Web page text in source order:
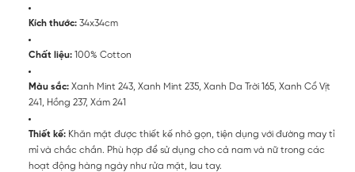
Kích thước: 34x34cm
Chất liệu: 100% Cotton
Màu sắc: Xanh Mint 243, Xanh Mint 235, Xanh Da Trời 165, Xanh Cổ Vịt
241, Hồng 237, Xám 241
Thiết kế: Khăn mặt được thiết kế nhỏ gọn, tiện dụng với đường may tỉ
mỉ và chắc chắn. Phù hợp để sử dụng cho cả nam và nữ trong các
hoạt động hàng ngày như rửa mặt, lau tay.